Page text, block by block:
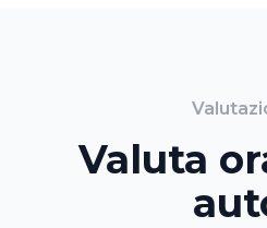
Valuta